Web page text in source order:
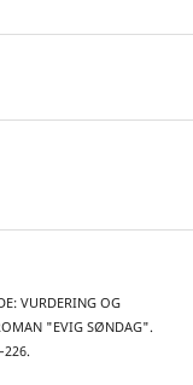
VURDERING OG
"EVIG SØNDAG".